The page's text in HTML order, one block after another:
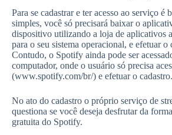
Para se cadastrar e ter acesso ao serviço é
simples, você só precisará baixar o
dispositivo utilizando a loja de aplicativos
para o seu sistema operacional, e efetuar o
Contudo, o Spotify ainda pode ser
computador, onde o usuário só precisa
(www.spotify.com/br/) e efetuar o cadastro.
No ato do cadastro o próprio serviço de
questiona se você deseja desfrutar da
gratuita do Spotify.